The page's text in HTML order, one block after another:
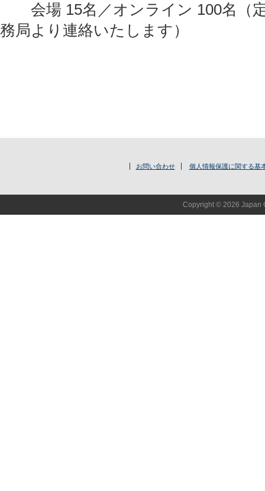
会場 15名／オンライン 100名（
務局より連絡いたします）
お問い合わせ 個人情報保護に関する基
Copyright © 2026 Japan